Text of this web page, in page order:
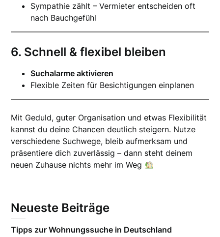
Sympathie zählt – Vermieter entscheiden oft
nach Bauchgefühl
6. Schnell & flexibel bleiben
Suchalarme aktivieren
Flexible Zeiten für Besichtigungen einplanen
Mit Geduld, guter Organisation und etwas Flexibilität
kannst du deine Chancen deutlich steigern. Nutze
verschiedene Suchwege, bleib aufmerksam und
präsentiere dich zuverlässig – dann steht deinem
neuen Zuhause nichts mehr im Weg
Neueste Beiträge
Tipps zur Wohnungssuche in Deutschland